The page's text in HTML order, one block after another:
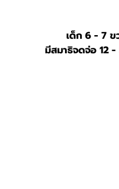
เด็ก 6 - 7 ข
มีสมาธิจดจ่อ 12 -